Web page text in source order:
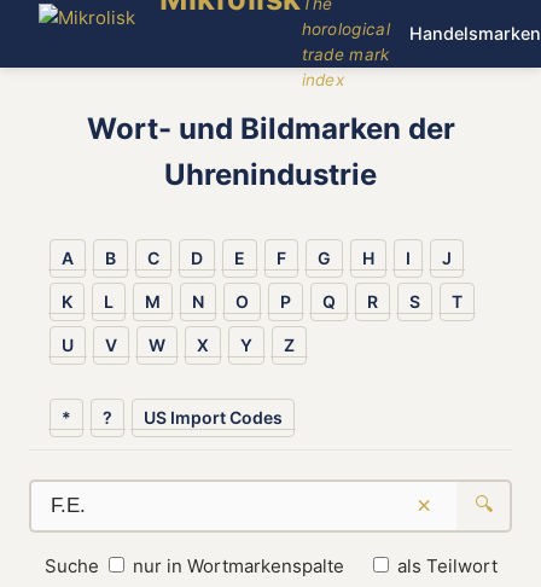
horological
trade mark
index
Handelsmarken
Wort- und Bildmarken der
Uhrenindustrie
A B C D E F G H I J
K L M N O P Q R S T
U V W X Y Z
* ? US Import Codes
× 🔍
Suche nur in Wortmarkenspalte als Teilwort